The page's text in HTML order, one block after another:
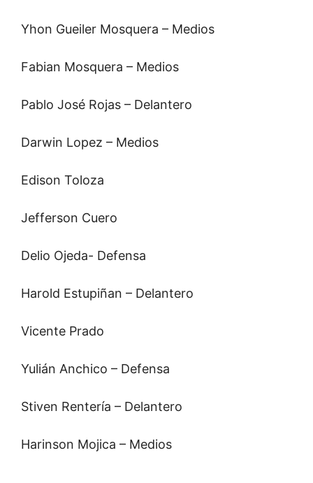
Yhon Gueiler Mosquera – Medios
Fabian Mosquera – Medios
Pablo José Rojas – Delantero
Darwin Lopez – Medios
Edison Toloza
Jefferson Cuero
Delio Ojeda- Defensa
Harold Estupiñan – Delantero
Vicente Prado
Yulián Anchico – Defensa
Stiven Rentería – Delantero
Harinson Mojica – Medios